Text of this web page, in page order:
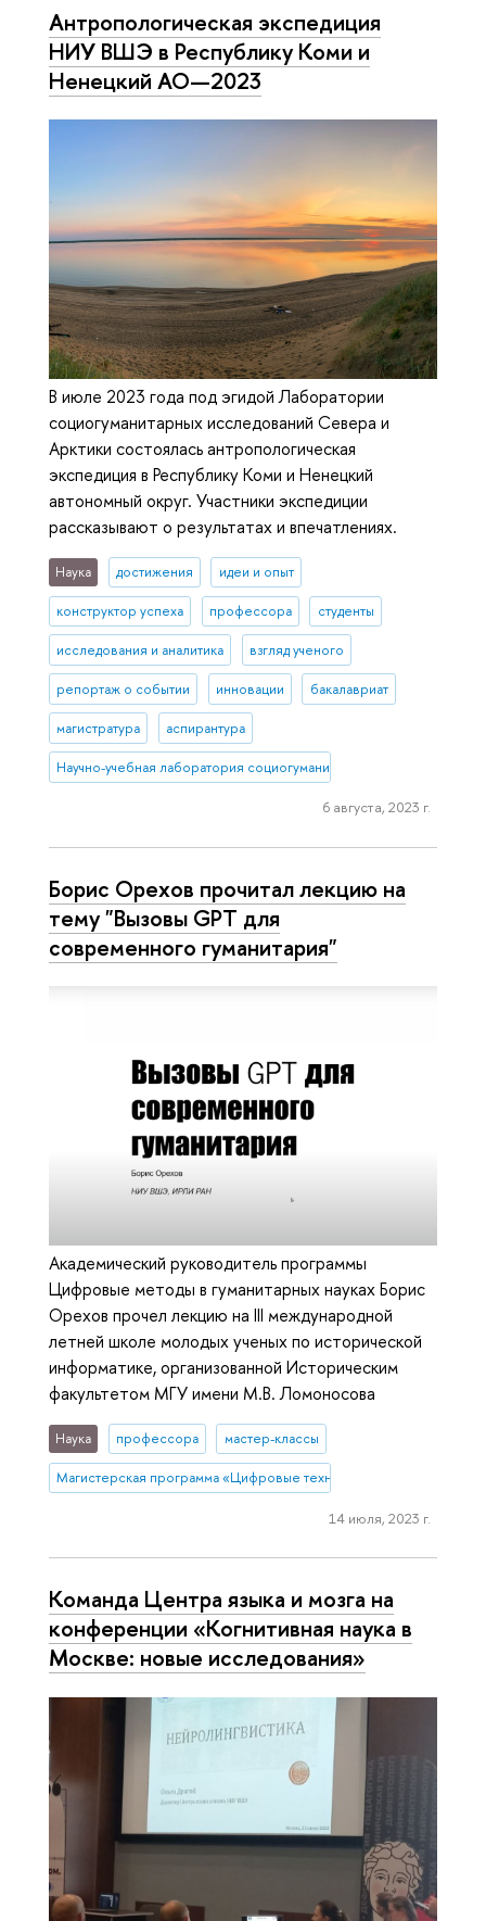
Ан­тро­по­ло­ги­че­ская экспедиция
НИУ ВШЭ в Республику Коми и
Ненецкий АО—2023
В июле 2023 года под эгидой Лаборатории
социогуманитарных исследований Севера и
Арктики состоялась антропологическая
экспедиция в Республику Коми и Ненецкий
автономный округ. Участники экспедиции
рассказывают о результатах и впечатлениях.
Наука достижения идеи и опыт
конструктор успеха профессора студенты
исследования и аналитика взгляд ученого
репортаж о событии инновации бакалавриат
магистратура аспирантура
Научно-учебная лаборатория социогуманитарных исследований
6 августа, 2023 г.
Борис Орехов прочитал лекцию на
тему "Вызовы GPT для
современного гуманитария"
Академический руководитель программы
Цифровые методы в гуманитарных науках Борис
Орехов прочел лекцию на III международной
летней школе молодых ученых по исторической
информатике, организованной Историческим
факультетом МГУ имени М.В. Ломоносова
Наука профессора мастер-классы
Магистерская программа «Цифровые технологии в гуманитарных
14 июля, 2023 г.
Команда Центра языка и мозга на
конференции «Когнитивная наука в
Москве: новые исследования»